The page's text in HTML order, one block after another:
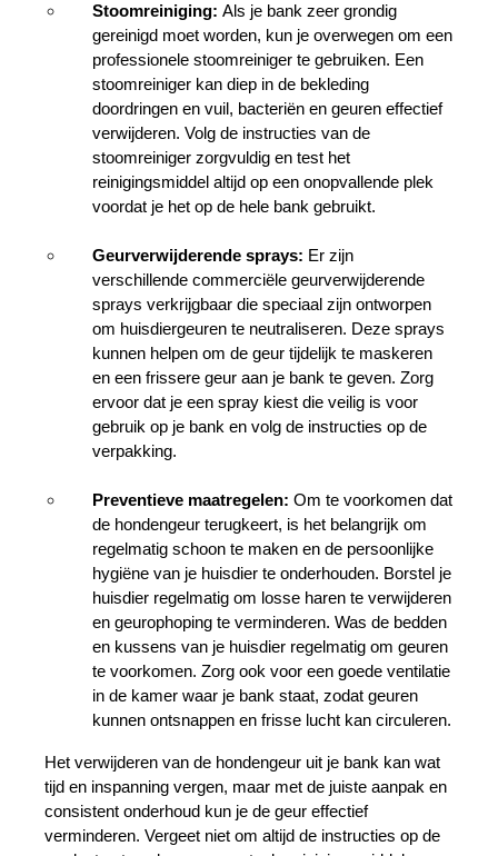
Stoomreiniging: Als je bank zeer grondig
gereinigd moet worden, kun je overwegen om een
professionele stoomreiniger te gebruiken. Een
stoomreiniger kan diep in de bekleding
doordringen en vuil, bacteriën en geuren effectief
verwijderen. Volg de instructies van de
stoomreiniger zorgvuldig en test het
reinigingsmiddel altijd op een onopvallende plek
voordat je het op de hele bank gebruikt.
Geurverwijderende sprays: Er zijn
verschillende commerciële geurverwijderende
sprays verkrijgbaar die speciaal zijn ontworpen
om huisdiergeuren te neutraliseren. Deze sprays
kunnen helpen om de geur tijdelijk te maskeren
en een frissere geur aan je bank te geven. Zorg
ervoor dat je een spray kiest die veilig is voor
gebruik op je bank en volg de instructies op de
verpakking.
Preventieve maatregelen: Om te voorkomen dat
de hondengeur terugkeert, is het belangrijk om
regelmatig schoon te maken en de persoonlijke
hygiëne van je huisdier te onderhouden. Borstel je
huisdier regelmatig om losse haren te verwijderen
en geurophoping te verminderen. Was de bedden
en kussens van je huisdier regelmatig om geuren
te voorkomen. Zorg ook voor een goede ventilatie
in de kamer waar je bank staat, zodat geuren
kunnen ontsnappen en frisse lucht kan circuleren.
Het verwijderen van de hondengeur uit je bank kan wat
tijd en inspanning vergen, maar met de juiste aanpak en
consistent onderhoud kun je de geur effectief
verminderen. Vergeet niet om altijd de instructies op de